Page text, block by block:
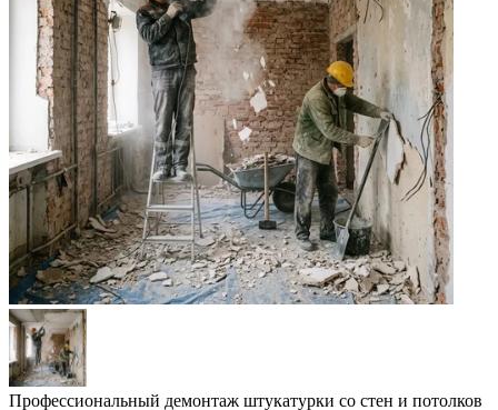
Профессиональный демонтаж штукатурки со стен и потолков